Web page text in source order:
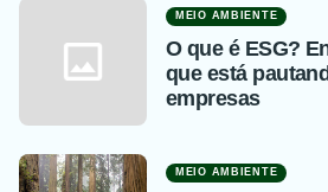
MEIO AMBIENTE
O que é ESG?
que está
empresas
MEIO AMBIENTE